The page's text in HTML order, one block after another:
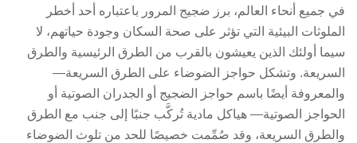
جميع أنحاء العالم، برز ضجيج المرور باعتباره أحد أخطر
البيئية التي تؤثر على صحة السكان وجودة حياتهم، لا
أولئك الذين يعيشون بالقرب من الطرق الرئيسية والطرق
وتشكل حواجز الضوضاء على الطرق السريعة—
أيضًا باسم حواجز الضجيج أو الجدران الصوتية أو
الصوتية— هياكل مادية تُركَّب جنبًا إلى جنب مع الطرق
السريعة، وقد صُمِّمت خصيصًا للحد من تلوث الضوضاء